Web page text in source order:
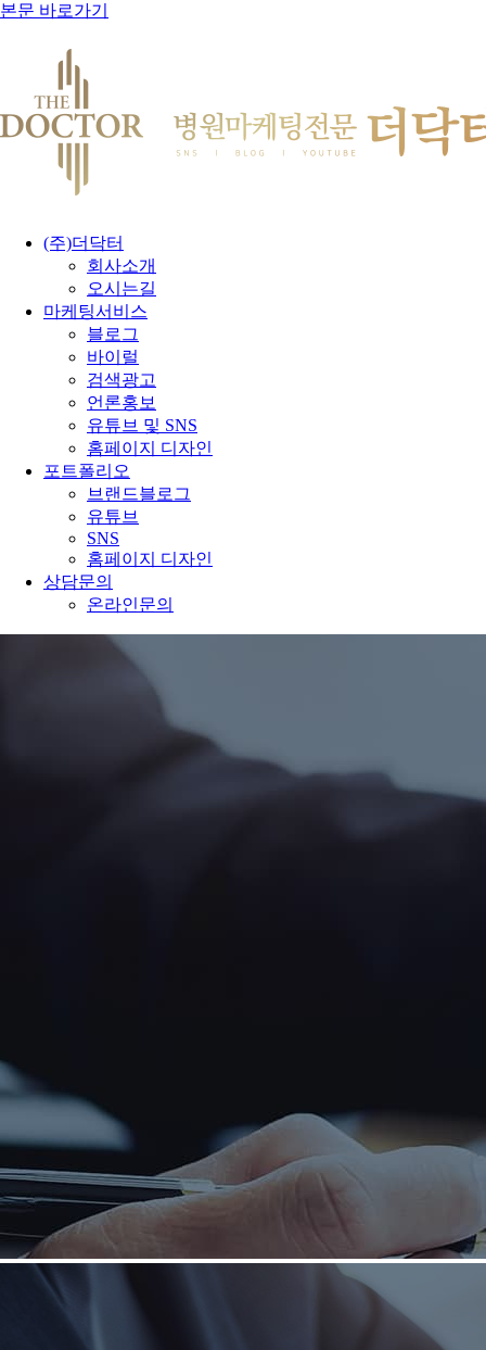
본문 바로가기
(주)더닥터
회사소개
오시는길
마케팅서비스
블로그
바이럴
검색광고
언론홍보
유튜브 및 SNS
홈페이지 디자인
포트폴리오
브랜드블로그
유튜브
SNS
홈페이지 디자인
상담문의
온라인문의